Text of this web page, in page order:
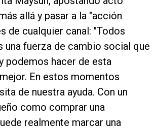
allá y pasar a la "acción
de cualquier canal: "Todos
una fuerza de cambio social que
podemos hacer de esta
En estos momentos
de nuestra ayuda. Con un
como comprar una
realmente marcar una